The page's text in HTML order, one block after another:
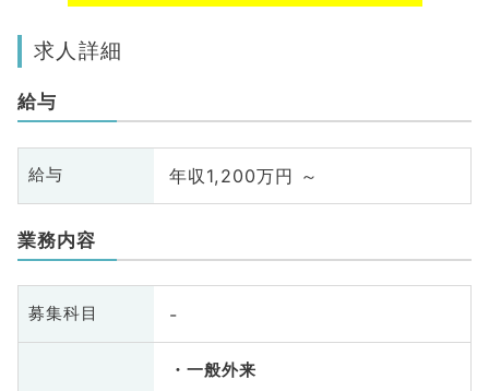
求人詳細
給与
給与 年収1,200万円 ～
業務内容
募集科目 -
一般外来